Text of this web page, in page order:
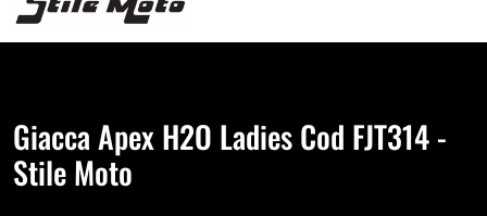
Giacca Apex H2O Ladies Cod FJT314 -
Stile Moto